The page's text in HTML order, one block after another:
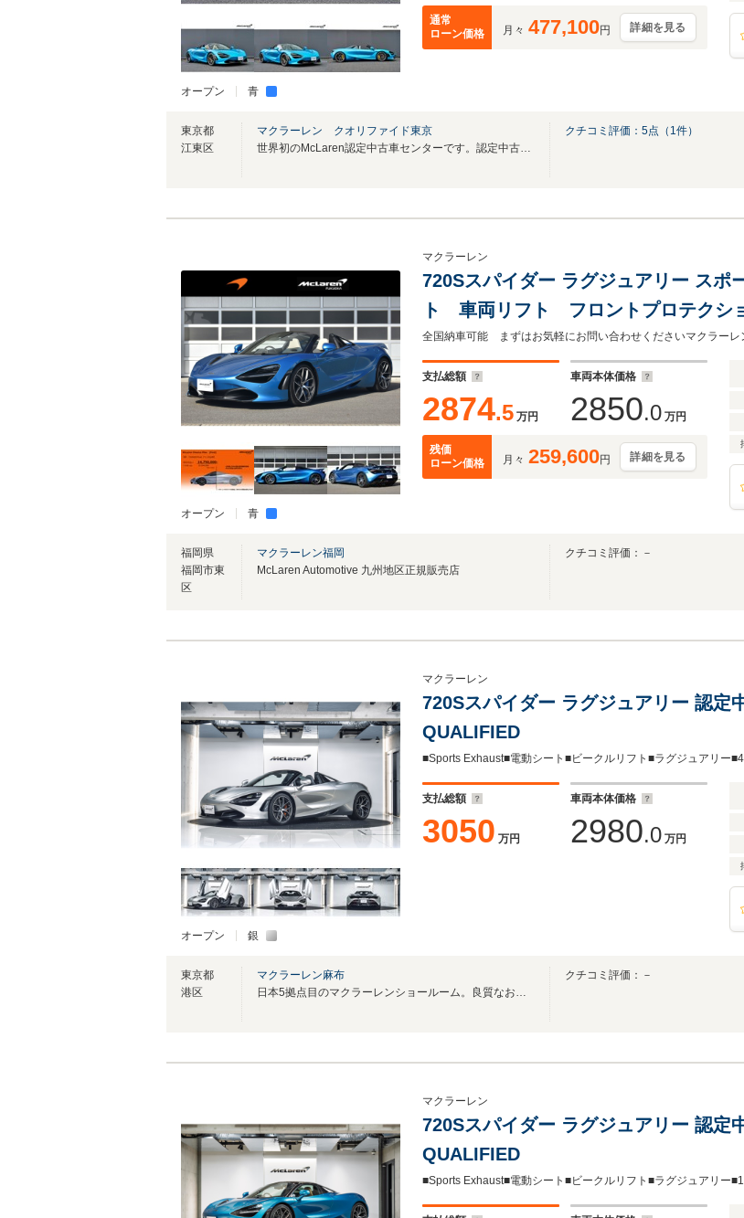
オープン 青
通常
ローン価格
月々 477,100円 詳細を見る
東京都
江東区
マクラーレン クオリファイド東京
世界初のMcLaren認定中古車センターです。認定中古車保証2年付でご安心いただけます。
クチコミ評価： 5点（ 1件）
オープン 青
マクラーレン
720Sスパイダー ラグジュアリー ス
ト 車両リフト フロントプロテクシ
2年
全国納車可能 まずはお気軽にお問い合わせくださいマクラー
支払総額
2874.5 万円
車両本体価格
2850.0 万円
残価
ローン価格
月々 259,600円 詳細を見る
福岡県
福岡市東
区
マクラーレン福岡
McLaren Automotive 九州地区正規販売店
クチコミ評価：－
オープン 銀
マクラーレン
720Sスパイダー ラグジュアリー 認
QUALIFIED
支払総額
3050 万円
車両本体価格
2980.0 万円
東京都
港区
マクラーレン麻布
日本5拠点目のマクラーレンショールーム。良質なお車とサービスをご提供致します。
クチコミ評価：－
マクラーレン
720Sスパイダー ラグジュアリー 認
QUALIFIED